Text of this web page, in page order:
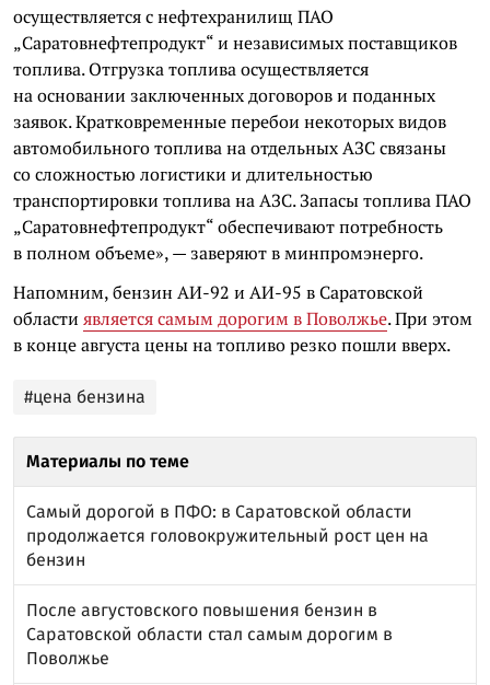
осуществляется с нефтехранилищ ПАО
„Саратовнефтепродукт“ и независимых поставщиков
топлива. Отгрузка топлива осуществляется
на основании заключенных договоров и поданных
заявок. Кратковременные перебои некоторых видов
автомобильного топлива на отдельных АЗС связаны
со сложностью логистики и длительностью
транспортировки топлива на АЗС. Запасы топлива ПАО
„Саратовнефтепродукт“ обеспечивают потребность
в полном объеме», — заверяют в минпромэнерго.
Напомним, бензин АИ-92 и АИ-95 в Саратовской
области является самым дорогим в Поволжье. При этом
в конце августа цены на топливо резко пошли вверх.
#цена бензина
Материалы по теме
Самый дорогой в ПФО: в Саратовской области
продолжается головокружительный рост цен на
бензин
После августовского повышения бензин в
Саратовской области стал самым дорогим в
Поволжье